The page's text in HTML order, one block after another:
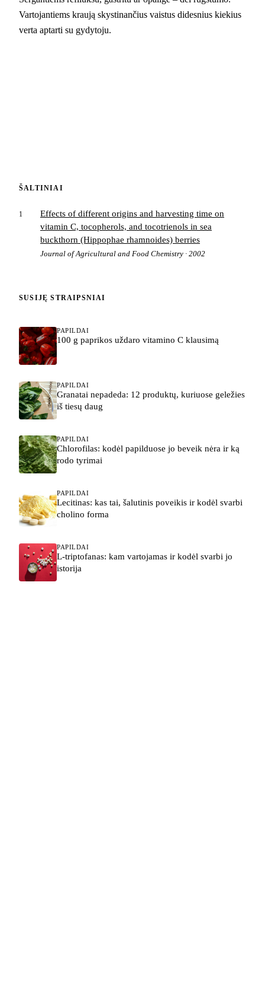
Vartojantiems kraują skystinančius vaistus didesnius kiekius
verta aptarti su gydytoju.
ŠALTINIAI
1
Effects of different origins and harvesting time on
vitamin C, tocopherols, and tocotrienols in sea
buckthorn (Hippophae rhamnoides) berries
Journal of Agricultural and Food Chemistry · 2002
SUSIJĘ STRAIPSNIAI
PAPILDAI
100 g paprikos uždaro vitamino C klausimą
PAPILDAI
Granatai nepadeda: 12 produktų, kuriuose geležies
iš tiesų daug
PAPILDAI
Chlorofilas: kodėl papilduose jo beveik nėra ir ką
rodo tyrimai
PAPILDAI
Lecitinas: kas tai, šalutinis poveikis ir kodėl svarbi
cholino forma
PAPILDAI
L-triptofanas: kam vartojamas ir kodėl svarbi jo
istorija